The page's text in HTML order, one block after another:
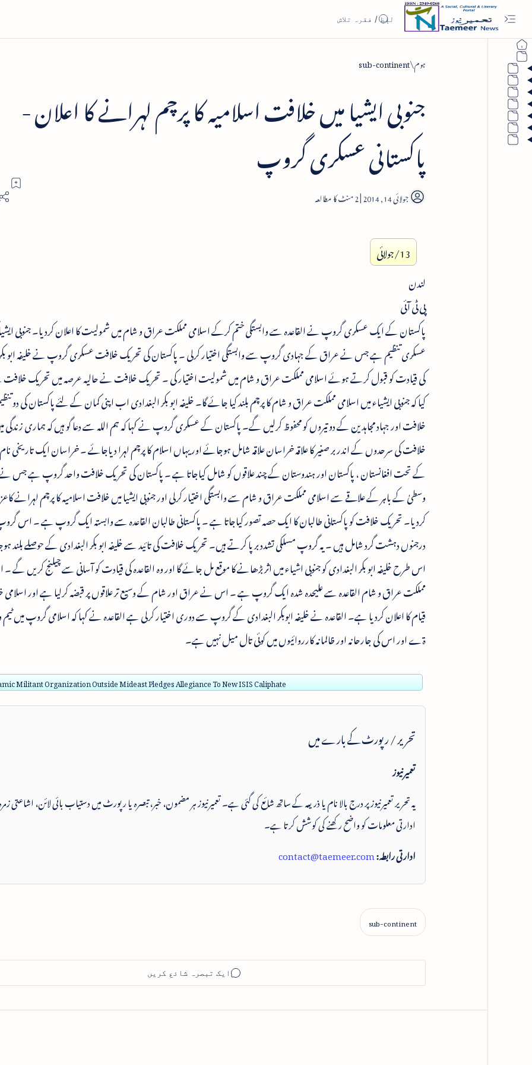
ہوم sub-continent
جنوبی ایشیا میں خلافت اسلامیہ کا پرچم لہرانے کا اعلان -
پاکستانی عسکری گروپ
2
13/جولائی
لندن
پی ٹی آئی
پاکستان کے ایک عسکری گروپ نے القاعدہ سے وابستگی ختم کرکے اسلامی مملکت عراق و شام میں شمولیت کا اعلان کردیا۔ جنوبی ایشیا
عسکری تنظیم ہے جس نے عراق کے جہادی گروپ سے وابستگی اختیار کرلی ۔ پاکستان کی تحریک خلافت عسکری گروپ نے خلیفہ ابو
کی قیادت کو قبول کرتے ہوئے اسلامی مملکت عراق و شام میں شمولیت اختیار کی ۔ تحریک خلافت نے حالیہ عرصہ میں تحریک
کیا کہ جنوبی ایشیاء میں اسلامی مملکت عراق و شام کا پرچم بلند کیا جائے گا۔ خلیفہ ابو بکر البغدادی اب اپنی کمان کے لئے پاکستان کی دو
خلافت اور جہاد مجاہدین کے دو تیروں کو محفوظ کرلیں گے۔ پاکستان کے عسکری گروپ نے کہا کہ ہم اللہ سے دعا گو ہیں کہ ہماری زندگی
خلافت کی سرحدوں کے اندر بر صغیر کا علاقہ خراسان علاقہ شامل ہوجائے اور یہاں اسلام کا پرچم لہرا دیاجائے ۔ خراسان ایک
کے تحت افغانستان ، پاکستان اور ہندوستان کے چند علاقوں کو شامل کیاجاتا ہے ۔ پاکستان کی تحریک خلافت واحد گروپ ہے جس
وسطیٰ کے باہر کے علاقے سے اسلامی مملکت عراق و شام سے وابستگی اختیار کرلی اور جنوبی ایشیا میں خلافت اسلامیہ کا پرچم لہرانے
کردیا۔ تحریک خلافت کو پاکستانی طالبان کا ایک حصہ تصور کیاجاتا ہے ۔ پاکستانی طالبان القاعدہ سے وابستہ ایک گروپ ہے ۔ اس
درجنوں دہشت گرد شامل ہیں ۔ یہ گروپ مسلکی تشدد برپا کرتے ہیں۔ تحریک خلافت کی تائید سے خلیفہ ابو بکر البغدادی کے حوصلے بلند
اس طرح خلیفہ ابو بکر البغدادی کو جنوبی اشیاء میں اثر بڑھانے کا موقع مل جائے گا اور وہ القاعدہ کی قیادت کو آسانی سے چیلنج کریں گے ۔
مملکت عراق و شام القاعدہ سے علیحدہ شدہ ایک گروپ ہے ۔ اس نے عراق اور شام کے وسیع تر علاقوں پر قبضہ کرلیا ہے اور
قیام کا اعلان کردیا ہے۔ القاعدہ نے خلیفہ ابوبکر البغدادی کے گروپ سے دوری اختیار کرلی ہے القاعدہ نے کہا کہ اسلامی گروپ میں
ۃے اور اس کی جارحانہ اور ظالمانہ کارروائیوں میں کوئی تال میل نہیں ہے۔
Militant Organization Outside Mideast Pledges Allegiance To New ISIS Caliphate
تحریر / رپورٹ کے بارے میں
تعمیرنیوز
یہ تحریر تعمیرنیوز پر درج بالا نام یا ذریعہ کے ساتھ شائع کی گئی ہے۔ تعمیرنیوز ہر مضمون، خبر، تبصرہ یا رپورٹ میں دستیاب بائی لائن، اشاعتی
ادارتی معلومات کو واضح رکھنے کی کوشش کرتا ہے۔
ادارتی رابطہ:contact@taemeer.com